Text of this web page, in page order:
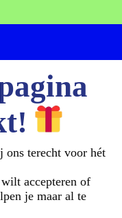
ons terecht voor hét
accepteren of
je maar al te